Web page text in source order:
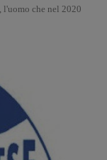
che nel 2020